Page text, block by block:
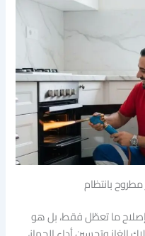
مطروح بانتظام
إصلاح ما تعطّل فقط، بل هو